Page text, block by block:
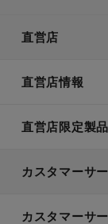
直営店
直営店情報
直営店限定製
カスタマーサ
カスタマーサ